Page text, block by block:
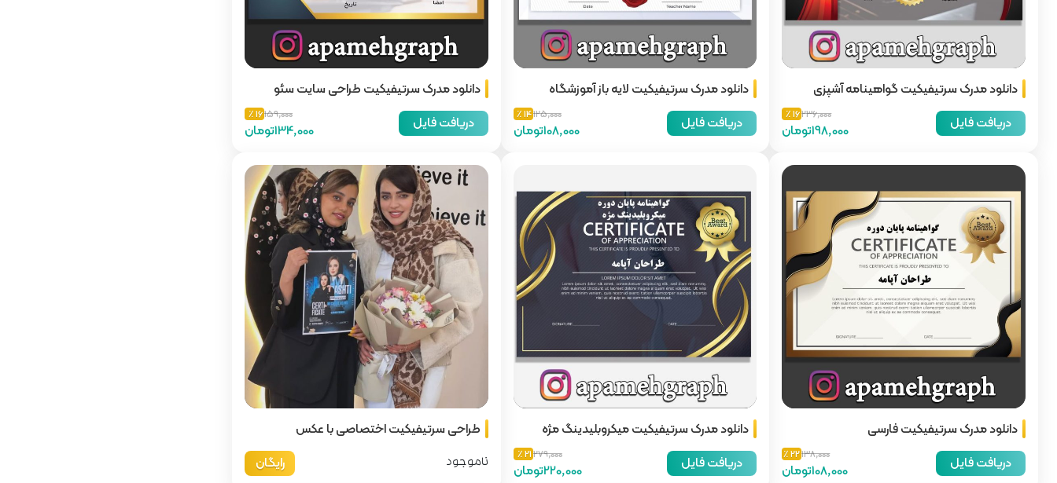
دانلود مدرک سرتیفیکیت گواهینامه آشپزی
دریافت فایل
236,00016 ٪
198,000تومان
دانلود مدرک سرتیفیکیت لایه باز آموزشگاه
دریافت فایل
125,00014 ٪
108,000تومان
دانلود مدرک سرتیفیکیت طراحی سایت سئو
دریافت فایل
159,00016 ٪
134,000تومان
دانلود مدرک سرتیفیکیت فارسی
دریافت فایل
138,00022 ٪
108,000تومان
دانلود مدرک سرتیفیکیت میکروبلیدینگ مژه
دریافت فایل
279,00021 ٪
220,000تومان
طراحی سرتیفیکیت اختصاصی با عکس
ناموجود رایگان